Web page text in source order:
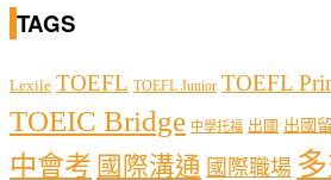
TAGS
Lexile TOEFL TOEFL Junior TOEFL
TOEIC Bridge 中學托福 出國 出國
中會考 國際溝通 國際職場